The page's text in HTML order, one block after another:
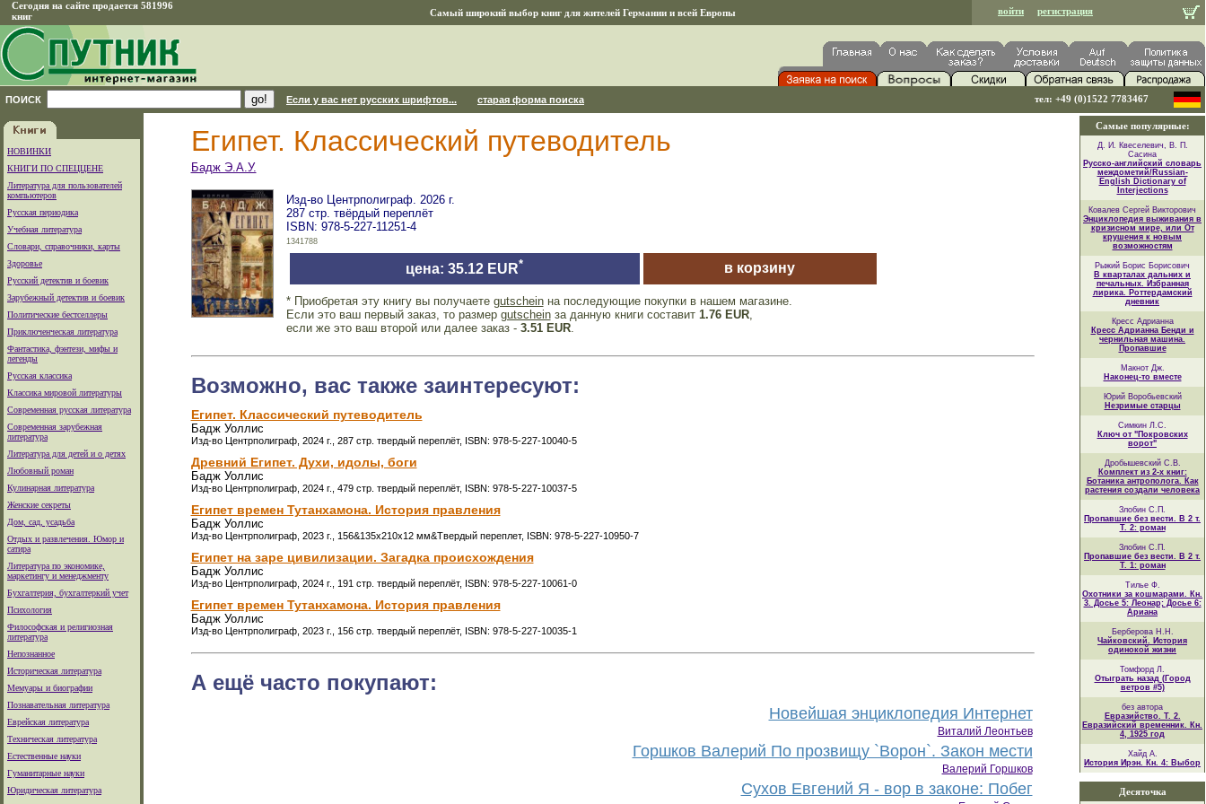
Сегодня на сайте продается 581996
книг
Самый широкий выбор книг для жителей Германии и всей Европы войти регистрация
ПОИСК Если у вас нет русских шрифтов... старая форма поиска тел: +49 (0)1522 7783467
НОВИНКИ
КНИГИ ПО СПЕЦЦЕНЕ
Литература для пользователей
компьютеров
Русская периодика
Учебная литература
Словари, справочники, карты
Здоровье
Русский детектив и боевик
Зарубежный детектив и боевик
Политические бестселлеры
Приключенческая литература
Фантастика, фэнтези, мифы и
легенды
Русская классика
Классика мировой литературы
Современная русская литература
Современная зарубежная
литература
Литература для детей и о детях
Любовный роман
Кулинарная литература
Женские секреты
Дом, сад, усадьба
Отдых и развлечения. Юмор и
сатира
Литература по экономике,
маркетингу и менеджменту
Бухгалтерия, бухгалтеркий учет
Психология
Философская и религиозная
литература
Непознанное
Историческая литература
Мемуары и биографии
Познавательная литература
Еврейская литература
Техническая литература
Естественные науки
Гуманитарные науки
Юридическая литература
Египет. Классический путеводитель
Бадж Э.А.У.
Изд-во Центрполиграф. 2026 г.
287 стр. твёрдый переплёт
ISBN: 978-5-227-11251-4
1341788
цена: 35.12 EUR* в корзину
* Приобретая эту книгу вы получаете gutscheinна последующие покупки в нашем магазине.
Если это ваш первый заказ, то размер gutscheinза данную книги составит 1.76 EUR,
если же это ваш второй или далее заказ - 3.51 EUR.
Возможно, вас также заинтересуют:
Египет. Классический путеводитель
Бадж Уоллис
Изд-во Центрполиграф, 2024 г., 287 стр. твердый переплёт, ISBN: 978-5-227-10040-5
Древний Египет. Духи, идолы, боги
Бадж Уоллис
Изд-во Центрполиграф, 2024 г., 479 стр. твердый переплёт, ISBN: 978-5-227-10037-5
Египет времен Тутанхамона. История правления
Бадж Уоллис
Изд-во Центрполиграф, 2023 г., 156&135x210x12 мм&Твердый переплет, ISBN: 978-5-227-10950-7
Египет на заре цивилизации. Загадка происхождения
Бадж Уоллис
Изд-во Центрполиграф, 2024 г., 191 стр. твердый переплёт, ISBN: 978-5-227-10061-0
Египет времен Тутанхамона. История правления
Бадж Уоллис
Изд-во Центрполиграф, 2023 г., 156 стр. твердый переплёт, ISBN: 978-5-227-10035-1
А ещё часто покупают:
Новейшая энциклопедия Интернет
Виталий Леонтьев
Горшков Валерий По прозвищу `Ворон`. Закон мести
Валерий Горшков
Сухов Евгений Я - вор в законе: Побег
Самые популярные:
Д. И. Квеселевич, В. П.
Сасина
Русско-английский словарь
междометий/Russian-
English Dictionary of
Interjections
Ковалев Сергей Викторович
Энциклопедия выживания в
кризисном мире, или От
крушения к новым
возможностям
Рыжий Борис Борисович
В кварталах дальних и
печальных. Избранная
лирика. Роттердамский
дневник
Кресс Адрианна
Кресс Адрианна Бенди и
чернильная машина.
Пропавшие
Макнот Дж.
Наконец-то вместе
Юрий Воробьевский
Незримые старцы
Симкин Л.С.
Ключ от "Покровских
ворот"
Дробышевский С.В.
Комплект из 2-х книг:
Ботаника антрополога. Как
растения создали человека
Злобин С.П.
Пропавшие без вести. В 2 т.
Т. 2: роман
Злобин С.П.
Пропавшие без вести. В 2 т.
Т. 1: роман
Тилье Ф.
Охотники за кошмарами. Кн.
3. Досье 5: Леонар; Досье 6:
Ариана
Берберова Н.Н.
Чайковский. История
одинокой жизни
Томфорд Л.
Отыграть назад (Город
ветров #5)
без автора
Евразийство. Т. 2.
Евразийский временник. Кн.
4, 1925 год
Хайд А.
История Ирэн. Кн. 4: Выбор
Десяточка